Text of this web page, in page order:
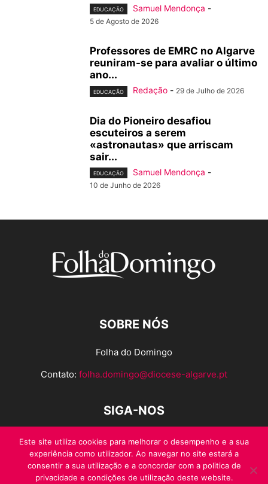
EDUCAÇÃO Samuel Mendonça -
5 de Agosto de 2026
Professores de EMRC no Algarve
reuniram-se para avaliar o último
ano...
EDUCAÇÃO Redação - 29 de Julho de 2026
Dia do Pioneiro desafiou
escuteiros a serem
«astronautas» que arriscam
sair...
EDUCAÇÃO Samuel Mendonça -
10 de Junho de 2026
SOBRE NÓS
Folha do Domingo
Contato: folha.domingo@diocese-algarve.pt
SIGA-NOS
Este site utiliza cookies para melhorar o desempenho e a sua
experiência como utilizador. Ao navegar no site estará a
consentir a sua utilização e a concordar com a politica de
privacidade e condições de utilização deste website.